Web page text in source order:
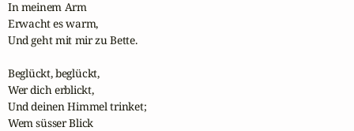
In meinem Arm
Erwacht es warm,
Und geht mit mir zu Bette.
Beglückt, beglückt,
Wer dich erblickt,
Und deinen Himmel trinket;
Wem süsser Blick